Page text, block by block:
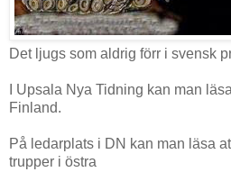
Det ljugs som aldrig förr i svensk
I Upsala Nya Tidning kan man
Finland.
På ledarplats i DN kan man läsa
trupper i östra